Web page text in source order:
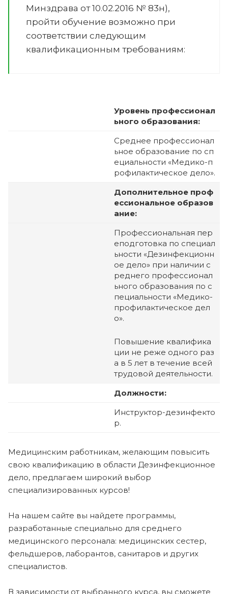
Минздрава от 10.02.2016 № 83н),
пройти обучение возможно при
соответствии следующим
квалификационным требованиям:
Уровень профессионал
ьного образования:
Среднее профессионал
ьное образование по сп
ециальности «Медико-п
рофилактическое дело».
Дополнительное проф
ессиональное образов
ание:
Профессиональная пер
еподготовка по специал
ьности «Дезинфекционн
ое дело» при наличии с
реднего профессионал
ьного образования по с
пециальности «Медико-
профилактическое дел
о».
Повышение квалифика
ции не реже одного раз
а в 5 лет в течение всей
трудовой деятельности.
Должности:
Инструктор-дезинфекто
р.
Медицинским работникам, желающим повысить
свою квалификацию в области Дезинфекционное
дело, предлагаем широкий выбор
специализированных курсов!
На нашем сайте вы найдете программы,
разработанные специально для среднего
медицинского персонала: медицинских сестер,
фельдшеров, лаборантов, санитаров и других
специалистов.
В зависимости от выбранного курса, вы сможете